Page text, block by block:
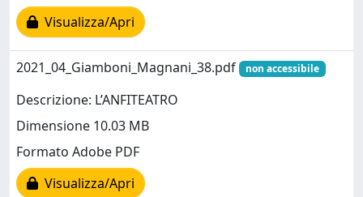
Visualizza/Apri
2021_04_Giamboni_Magnani_38.pdf non accessibile
Descrizione: L’ANFITEATRO
Dimensione 10.03 MB
Formato Adobe PDF
Visualizza/Apri